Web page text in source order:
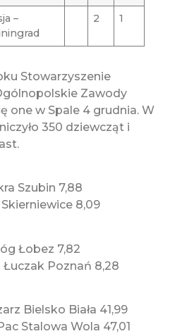
–
2 1
Stowarzyszenie
Zawody
one w Spale 4 grudnia. W
350 dziewcząt i
Szubin 7,88
Skierniewice 8,09
Łobez 7,82
Łuczak Poznań 8,28
Bielsko Biała 41,99
Stalowa Wola 47,01